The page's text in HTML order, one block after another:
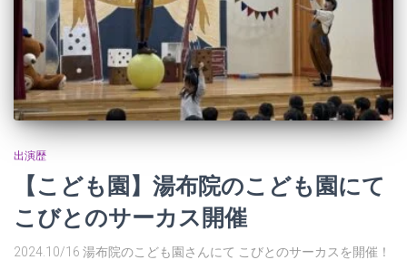
出演歴
【こども園】湯布院のこども園にて
こびとのサーカス開催
2024.10/16 湯布院のこども園さんにて こびとのサーカスを開催！